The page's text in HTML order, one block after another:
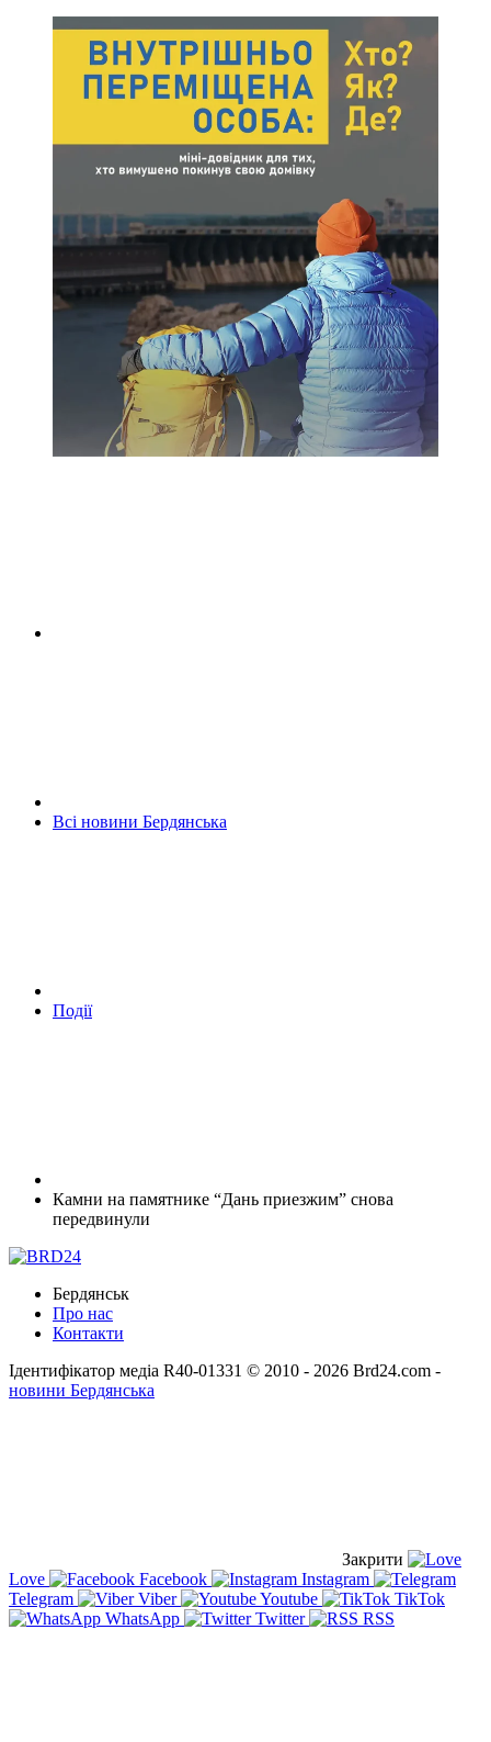
Всі новини Бердянська
Події
Камни на памятнике “Дань приезжим” снова
передвинули
Бердянськ
Про нас
Контакти
Ідентифікатор медіа R40-01331 © 2010 - 2026 Brd24.com -
новини Бердянська
Закрити
Love
Facebook
Instagram
Telegram
Viber Youtube
TikTok
WhatsApp
Twitter RSS